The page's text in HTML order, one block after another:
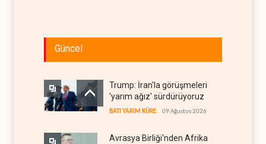
Güncel
Trump: İran'la görüşmeleri
'yarım ağız' sürdürüyoruz
BATI YARIM KÜRE 09 Ağustos 2026
Avrasya Birliği'nden Afrika